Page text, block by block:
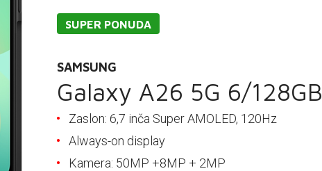
SUPER PONUDA
SAMSUNG
Galaxy A26 5G 6/128GB
Zaslon: 6,7 inča Super AMOLED, 120Hz
Always-on display
Kamera: 50MP +8MP + 2MP